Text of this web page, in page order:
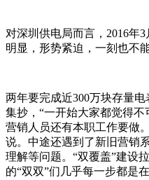
对深圳供电局而言，2016年
明显，形势紧迫，一刻也不能
两年要完成近300万块存量
集抄，“一开始大家都觉得不
营销人员还有本职工作要做
说。中途还遇到了新旧营销
理解等问题。“双覆盖”建设
的“双双”们几乎每一步都是